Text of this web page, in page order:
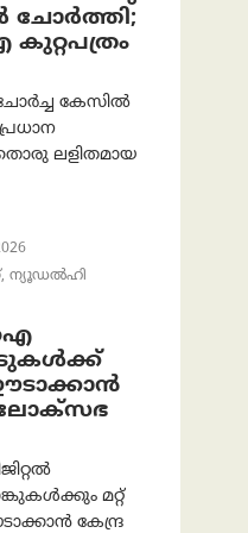
ചോർത്തി;
ചോർച്ച കേസിൽ
ലളിതമായ
ന്യൂഡല്‍ഹി
മറ്റ്
കേന്ദ്ര